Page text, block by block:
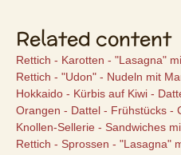
Related content
Rettich - Karotten - "Lasagna"
Rettich - "Udon" - Nudeln mit
Hokkaido - Kürbis auf Kiwi -
Orangen - Dattel - Frühstücks -
Knollen-Sellerie - Sandwiches
Rettich - Sprossen - "Lasagna"